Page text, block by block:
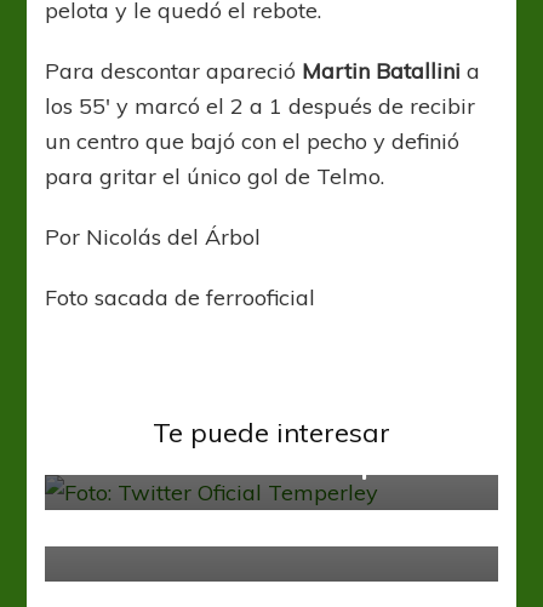
pelota y le quedó el rebote.
Para descontar apareció Martin Batallinia
los 55′ y marcó el 2 a 1 después de recibir
un centro que bajó con el pecho y definió
para gritar el único gol de Telmo.
Por Nicolás del Árbol
Foto sacada de ferrooficial
Te puede interesar
Primera Nacional
Estudiantes se subió a la punta
Primera Nacional